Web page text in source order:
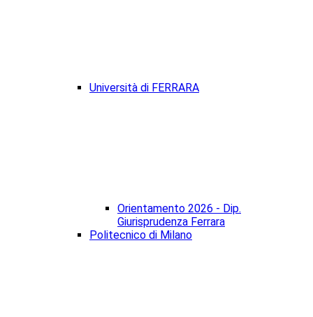
Università di FERRARA
Orientamento 2026 - Dip.
Giurisprudenza Ferrara
Politecnico di Milano